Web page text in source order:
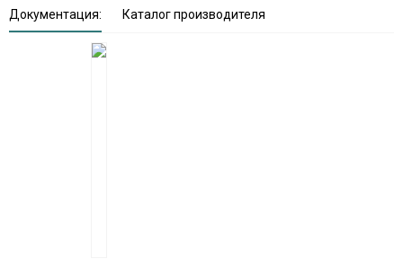
Документация: Каталог производителя